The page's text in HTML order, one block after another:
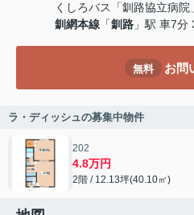
くしろバス「釧路協立病
釧網本線 「釧路 」駅 車7分
無料 お問
ラ・ディッシュの募集中物件
202
4.8万円
2階 / 12.13坪(40.10㎡)